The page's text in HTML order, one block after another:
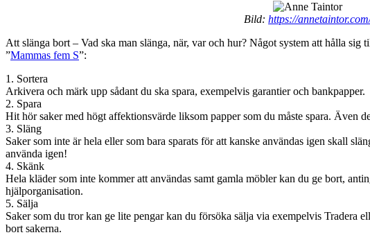
Bild:https://
Att slänga bort – Vad ska man slänga, när, var och hur? Något system att hålla sig
”Mammas fem S”:
1. Sortera
Arkivera och märk upp sådant du ska spara, exempelvis garantier och bankpapper.
2. Spara
Hit hör saker med högt affektionsvärde liksom papper som du måste spara. Även
3. Släng
Saker som inte är hela eller som bara sparats för att kanske användas igen skall
använda igen!
4. Skänk
Hela kläder som inte kommer att användas samt gamla möbler kan du ge bort,
hjälporganisation.
5. Sälja
Saker som du tror kan ge lite pengar kan du försöka sälja via exempelvis Tradera
bort sakerna.